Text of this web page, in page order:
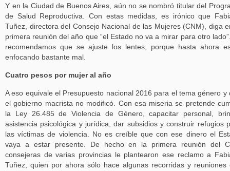
Y en la Ciudad de Buenos Aires, aún no se nombró titular del
de Salud Reproductiva. Con estas medidas, es irónico que
Tuñez, directora del Consejo Nacional de las Mujeres (CNM), diga
primera reunión del año que “el Estado no va a mirar para otro
recomendamos que se ajuste los lentes, porque hasta ahora
enfocando bastante mal.
Cuatro pesos por mujer al año
A eso equivale el Presupuesto nacional 2016 para el tema género y
el gobierno macrista no modificó. Con esa miseria se pretende
la Ley 26.485 de Violencia de Género, capacitar personal,
asistencia psicológica y jurídica, dar subsidios y construir refugios
las víctimas de violencia. No es creíble que con ese dinero el
vaya a estar presente. De hecho en la primera reunión del
consejeras de varias provincias le plantearon ese reclamo a
Tuñez, quien por ahora sólo hace algunas recorridas y reuniones